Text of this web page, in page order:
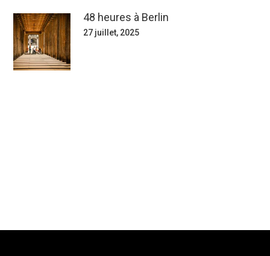
48 heures à Berlin
27 juillet, 2025